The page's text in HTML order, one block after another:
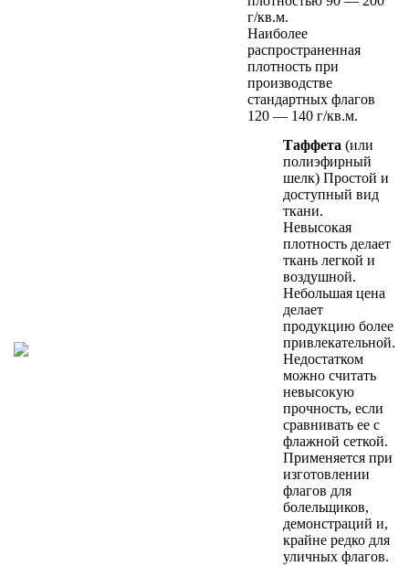
г/кв.м.
Наиболее
распространенная
плотность при
производстве
стандартных флагов
120 — 140 г/кв.м.
Таффета (или
полиэфирный
шелк) Простой и
доступный вид
ткани.
Невысокая
плотность делает
ткань легкой и
воздушной.
Небольшая цена
делает
продукцию более
привлекательной.
Недостатком
можно считать
невысокую
прочность, если
сравнивать ее с
флажной сеткой.
Применяется при
изготовлении
флагов для
болельщиков,
демонстраций и,
крайне редко для
уличных флагов.